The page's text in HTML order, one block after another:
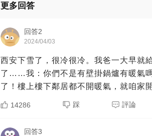
更多回答
回答2
2024/04/03
西安下雪了，很冷很冷。我爸一大早就
了……我：你們不是有壁掛鍋爐有暖氣
了！樓上樓下鄰居都不開暖氣，就咱家
14286 踩 評論
回答3